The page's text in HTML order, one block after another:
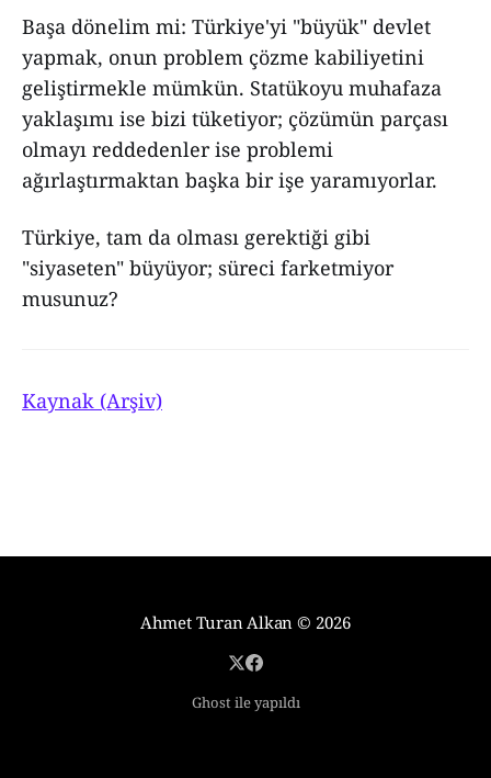
Başa dönelim mi: Türkiye'yi "büyük" devlet
yapmak, onun problem çözme kabiliyetini
geliştirmekle mümkün. Statükoyu muhafaza
yaklaşımı ise bizi tüketiyor; çözümün parçası
olmayı reddedenler ise problemi
ağırlaştırmaktan başka bir işe yaramıyorlar.
Türkiye, tam da olması gerektiği gibi
"siyaseten" büyüyor; süreci farketmiyor
musunuz?
Kaynak (Arşiv)
Ahmet Turan Alkan © 2026
Ghost ile yapıldı